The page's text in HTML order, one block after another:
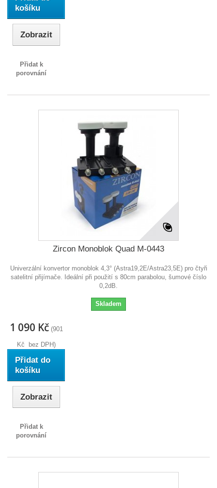
košíku
Zobrazit
Přidat k
porovnání
Zircon Monoblok Quad M-0443
Univerzální konvertor monoblok 4,3° (Astra19,2E/Astra23,5E) pro čtyři
satelitní přijímače. Ideální při použití s 80cm parabolou, šumové číslo
0,2dB.
Skladem
1 090 Kč (901
Kč bez DPH)
Přidat do
košíku
Zobrazit
Přidat k
porovnání